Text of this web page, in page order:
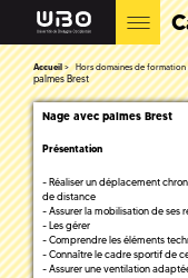
Accueil Hors domaines de formation
palmes Brest
Nage avec palmes Brest
Présentation
- Réaliser un déplacement
de distance
- Assurer la mobilisation de ses
- Les gérer
- Comprendre les éléments
- Connaître le cadre sportif de
- Assurer une ventilation